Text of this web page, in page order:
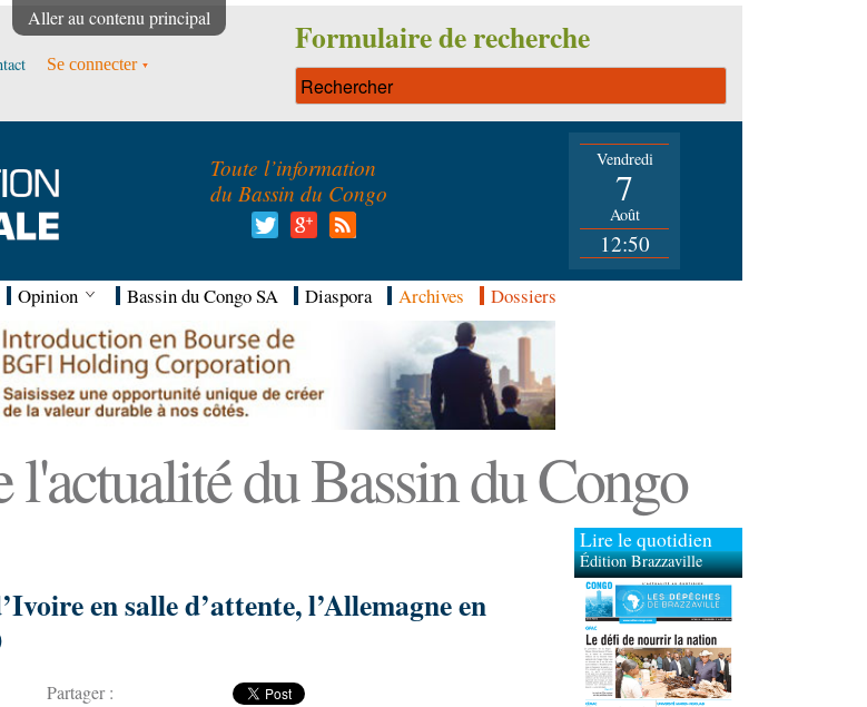
Aller au contenu principal
Se connecter
Formulaire de recherche
Toute l’information
du Bassin du Congo
Vendredi
7
Août
12:50
Opinion Bassin du Congo SA Diaspora Archives Dossiers
du Bassin du Congo
en salle d’attente, l’Allemagne en
Partager :
Lire le quotidien
Édition Brazzaville
Édition Kinshasa